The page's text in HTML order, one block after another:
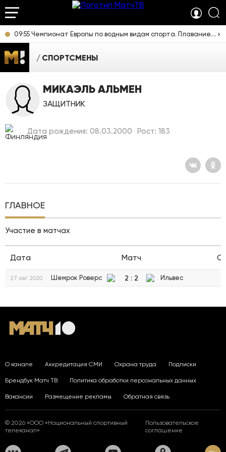
09:55 Чемпионат Европы по водным видам спорта. Плавание. Прямая трансляция из Франции
СПОРТСМЕНЫ
МИКАЭЛЬ АЛЬМЕН
ЗАЩИТНИК
Дата рождения: 08.03.2000 Рост: 183
ГЛАВНОЕ
Участие в матчах
Дата Матч
27 авг 2020 Шемрок Роверс 2 : 2 Ильвес
О канале Аккредитация СМИ Охрана труда Подписки
Брендбук Матч ТВ Политика обработки персональных данных
Вакансии Размещение рекламы Обратная связь
© 2026 «ООО «Национальный спортивный
телеканал»
Пользовательское
соглашение